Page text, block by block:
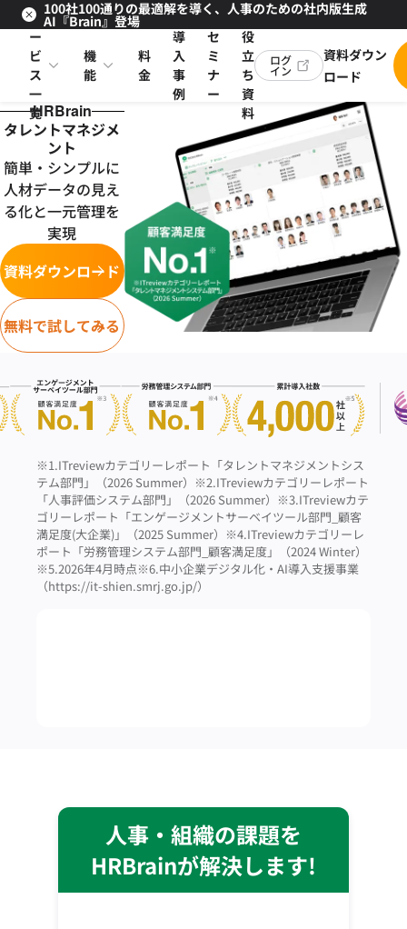
100社100通りの最適解を導く、人事のための社内版生成
AI『Brain』登場
サ
ー
ビ
ス
一
覧
機
能
料
金
導
入
事
例
セ
ミ
ナ
ー
お
役
立
ち
資
料
ログ
イン
資料ダウン
ロード
HRBrain
タレントマネジメ
ント
簡単・シンプルに
人材データの見え
る化と一元管理を
実現
資料ダウンロード
無料で試してみる
※1.ITreviewカテゴリーレポート「タレントマネジメントシス
テム部門」（2026 Summer） ※2.ITreviewカテゴリーレポート
「人事評価システム部門」（2026 Summer） ※3.ITreviewカテ
ゴリーレポート「エンゲージメントサーベイツール部門_顧客
満足度(大企業)」（2025 Summer） ※4.ITreviewカテゴリーレ
ポート「労務管理システム部門_顧客満足度」（2024 Winter）
※5.2026年4月時点※6.中小企業デジタル化・AI導入支援事業
（https://it-shien.smrj.go.jp/）
人事・組織の課題を
HRBrainが解決します!